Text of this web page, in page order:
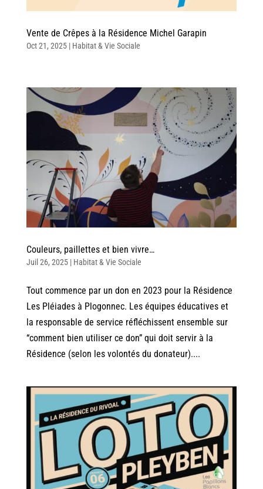
Vente de Crêpes à la Résidence Michel Garapin
Oct 21, 2025| Habitat & Vie Sociale
Couleurs, paillettes et bien vivre…
Juil 26, 2025| Habitat & Vie Sociale
Tout commence par un don en 2023 pour la Résidence
Les Pléiades à Plogonnec. Les équipes éducatives et
la responsable de service réfléchissent ensemble sur
“comment bien utiliser ce don” qui doit servir à la
Résidence (selon les volontés du donateur)....